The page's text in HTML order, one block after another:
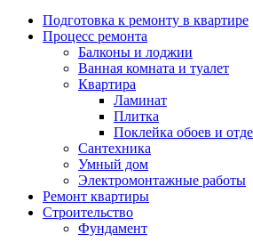
Подготовка к ремонту в квартире
Процесс ремонта
Балконы и лоджии
Ванная комната и туалет
Квартира
Ламинат
Плитка
Поклейка обоев и
Сантехника
Умный дом
Электромонтажные работы
Ремонт квартиры
Строительство
Фундамент